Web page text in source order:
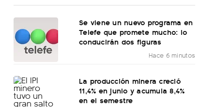
Se viene un nuevo programa en
Telefe que promete mucho: lo
conducirán dos figuras
Hace 6 minutos
La producción minera creció
11,4% en junio y acumula 8,4%
en el semestre